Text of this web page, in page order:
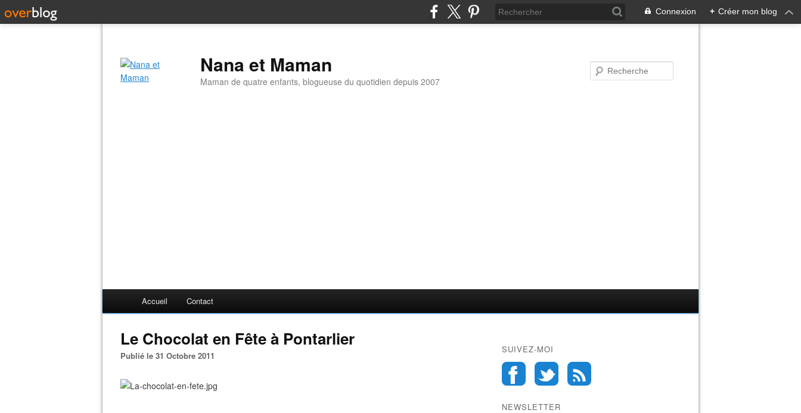
Connexion + Créer mon blog
Nana et Maman
Maman de quatre enfants, blogueuse du quotidien depuis 2007
Accueil Contact
Le Chocolat en Fête à Pontarlier
Publié le 31 Octobre 2011
SUIVEZ-MOI
NEWSLETTER